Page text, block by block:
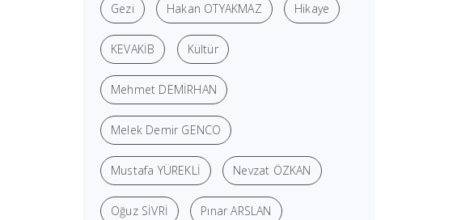
Gezi Hakan OTYAKMAZ Hikaye
KEVAKİB Kültür
Mehmet DEMİRHAN
Melek Demir GENCO
Mustafa YÜREKLİ Nevzat ÖZKAN
Oğuz SİVRİ Pınar ARSLAN